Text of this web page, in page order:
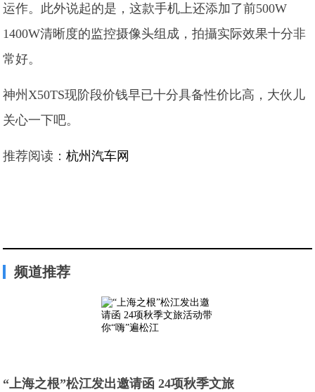
运作。此外说起的是，这款手机上还添加了前500W
1400W清晰度的监控摄像头组成，拍攝实际效果十分非
常好。
神州X50TS现阶段价钱早已十分具备性价比高，大伙儿
关心一下吧。
推荐阅读：杭州汽车网
频道推荐
“上海之根”松江发出邀请函 24项秋季文旅